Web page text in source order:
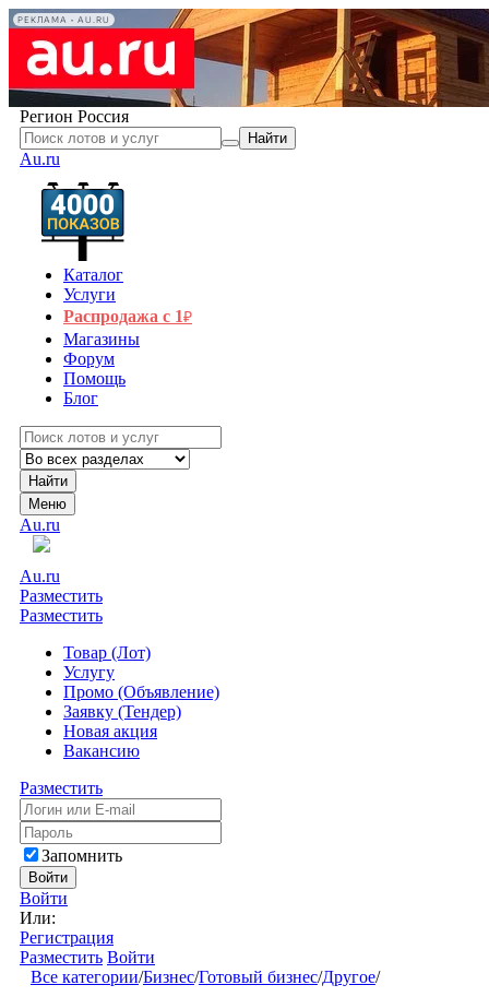
РЕКЛАМА • AU.RU
Регион Россия
Найти
Au.ru
Каталог
Услуги
Распродажа с 1₽
Магазины
Форум
Помощь
Блог
Найти
Меню
Au.ru
Au.ru
Разместить
Разместить
Товар (Лот)
Услугу
Промо (Объявление)
Заявку (Тендер)
Новая акция
Вакансию
Разместить
Запомнить
Войти
Войти
Или:
Регистрация
Разместить Войти
Все категории/Бизнес/Готовый бизнес/Другое/